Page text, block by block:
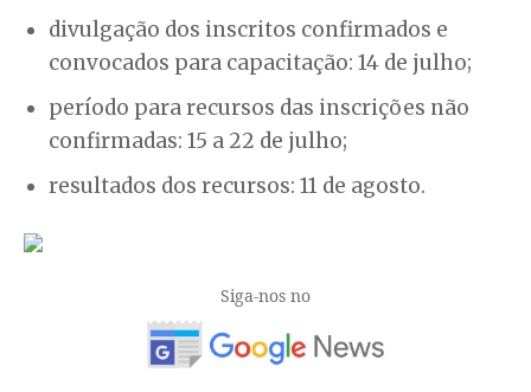
divulgação dos inscritos confirmados e
convocados para capacitação: 14 de julho;
período para recursos das inscrições não
confirmadas: 15 a 22 de julho;
resultados dos recursos: 11 de agosto.
Siga-nos no